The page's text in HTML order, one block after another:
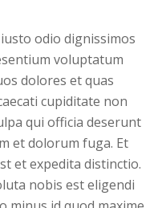
odio dignissimos
voluptatum
dolores et quas
cupiditate non
qui officia deserunt
et dolorum fuga. Et
et expedita distinctio.
nobis est eligendi